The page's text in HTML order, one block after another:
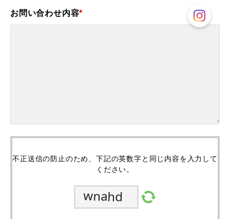
お問い合わせ内容*
不正送信の防止のため、下記の英数字と同じ内容を入力して
ください。